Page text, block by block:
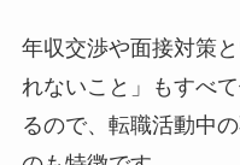
年収交渉や面接対策
れないこと」もすべ
るので、転職活動中